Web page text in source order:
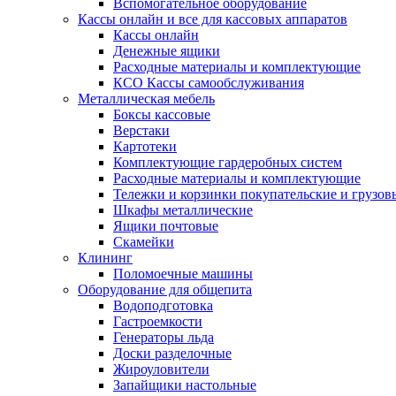
Вспомогательное оборудование
Кассы онлайн и все для кассовых аппаратов
Кассы онлайн
Денежные ящики
Расходные материалы и комплектующие
КСО Кассы самообслуживания
Металлическая мебель
Боксы кассовые
Верстаки
Картотеки
Комплектующие гардеробных систем
Расходные материалы и комплектующие
Тележки и корзинки покупательские и
Шкафы металлические
Ящики почтовые
Скамейки
Клининг
Поломоечные машины
Оборудование для общепита
Водоподготовка
Гастроемкости
Генераторы льда
Доски разделочные
Жироуловители
Запайщики настольные